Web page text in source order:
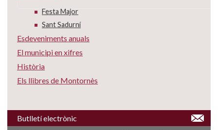
Festa Major
Sant Sadurní
Esdeveniments anuals
El municipi en xifres
Història
Els llibres de Montornès
Butlletí electrònic